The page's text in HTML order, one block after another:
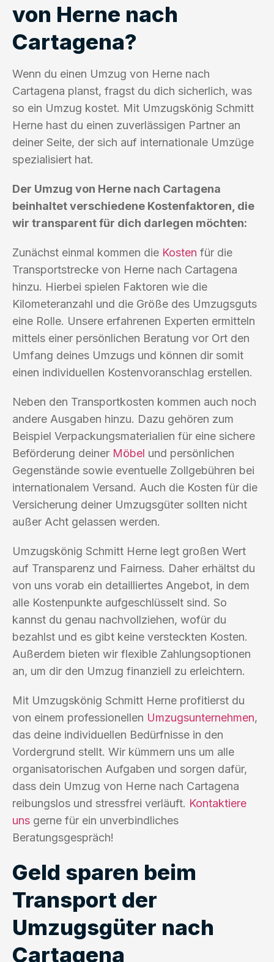
von Herne nach
Cartagena?
Wenn du einen Umzug von Herne nach
Cartagena planst, fragst du dich sicherlich, was
so ein Umzug kostet. Mit Umzugskönig Schmitt
Herne hast du einen zuverlässigen Partner an
deiner Seite, der sich auf internationale Umzüge
spezialisiert hat.
Der Umzug von Herne nach Cartagena
beinhaltet verschiedene Kostenfaktoren, die
wir transparent für dich darlegen möchten:
Zunächst einmal kommen die Kosten für die
Transportstrecke von Herne nach Cartagena
hinzu. Hierbei spielen Faktoren wie die
Kilometeranzahl und die Größe des Umzugsguts
eine Rolle. Unsere erfahrenen Experten ermitteln
mittels einer persönlichen Beratung vor Ort den
Umfang deines Umzugs und können dir somit
einen individuellen Kostenvoranschlag erstellen.
Neben den Transportkosten kommen auch noch
andere Ausgaben hinzu. Dazu gehören zum
Beispiel Verpackungsmaterialien für eine sichere
Beförderung deiner Möbel und persönlichen
Gegenstände sowie eventuelle Zollgebühren bei
internationalem Versand. Auch die Kosten für die
Versicherung deiner Umzugsgüter sollten nicht
außer Acht gelassen werden.
Umzugskönig Schmitt Herne legt großen Wert
auf Transparenz und Fairness. Daher erhältst du
von uns vorab ein detailliertes Angebot, in dem
alle Kostenpunkte aufgeschlüsselt sind. So
kannst du genau nachvollziehen, wofür du
bezahlst und es gibt keine versteckten Kosten.
Außerdem bieten wir flexible Zahlungsoptionen
an, um dir den Umzug finanziell zu erleichtern.
Mit Umzugskönig Schmitt Herne profitierst du
von einem professionellen Umzugsunternehmen,
das deine individuellen Bedürfnisse in den
Vordergrund stellt. Wir kümmern uns um alle
organisatorischen Aufgaben und sorgen dafür,
dass dein Umzug von Herne nach Cartagena
reibungslos und stressfrei verläuft. Kontaktiere
uns gerne für ein unverbindliches
Beratungsgespräch!
Geld sparen beim
Transport der
Umzugsgüter nach
Cartagena